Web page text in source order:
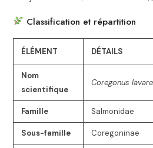
Classification et répartition
ÉLÉMENT DÉTAILS
Nom
scientifique
Coregonus
Famille Salmonidae
Sous-famille Coregoninae